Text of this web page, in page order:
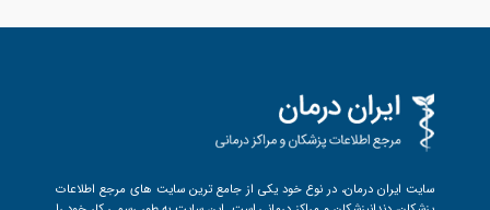
سایت ایران درمان، در نوع خود یکی از جامع ترین سایت های مرجع اطلاعات